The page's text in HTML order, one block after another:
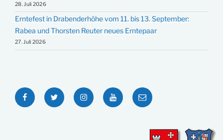
28. Juli 2026
Erntefest in Drabenderhöhe vom 11. bis 13. September:
Rabea und Thorsten Reuter neues Erntepaar
27. Juli 2026
FacebookTwitter InstagramYouTubeE-
Mail